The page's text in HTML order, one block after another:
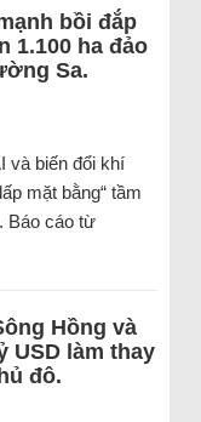
bồi đắp
1.100 ha đảo
Sa.
và biến đổi khí
mặt bằng“ tầm
Báo cáo từ
Hồng và
USD làm thay
đô.